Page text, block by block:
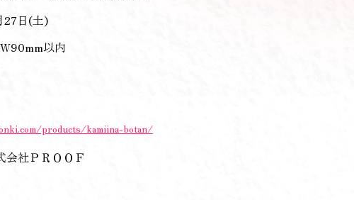
27日(土)
以内
products/kamiina-botan/
会社ＰＲＯＯＦ